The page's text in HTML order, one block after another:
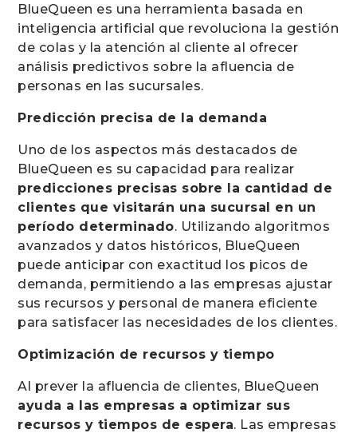
BlueQueen es una herramienta basada en
inteligencia artificial que revoluciona la gestión
de colas y la atención al cliente al ofrecer
análisis predictivos sobre la afluencia de
personas en las sucursales.
Predicción precisa de la demanda
Uno de los aspectos más destacados de
BlueQueen es su capacidad para realizar
predicciones precisas sobre la cantidad de
clientes que visitarán una sucursal en un
período determinado. Utilizando algoritmos
avanzados y datos históricos, BlueQueen
puede anticipar con exactitud los picos de
demanda, permitiendo a las empresas ajustar
sus recursos y personal de manera eficiente
para satisfacer las necesidades de los clientes.
Optimización de recursos y tiempo
Al prever la afluencia de clientes, BlueQueen
ayuda a las empresas a optimizar sus
recursos y tiempos de espera. Las empresas